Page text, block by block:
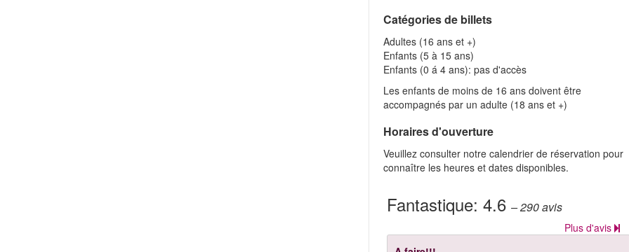
Catégories de billets
Adultes (16 ans et +)
Enfants (5 à 15 ans)
Enfants (0 á 4 ans): pas d'accès
Les enfants de moins de 16 ans doivent être
accompagnés par un adulte (18 ans et +)
Horaires d'ouverture
Veuillez consulter notre calendrier de réservation pour
connaître les heures et dates disponibles.
Fantastique:4.6– 290avis
Plus d'avis